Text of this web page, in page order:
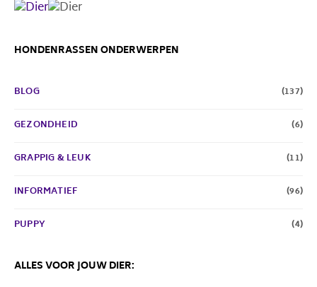
HONDENRASSEN ONDERWERPEN
BLOG (137)
GEZONDHEID (6)
GRAPPIG & LEUK (11)
INFORMATIEF (96)
PUPPY (4)
ALLES VOOR JOUW DIER: